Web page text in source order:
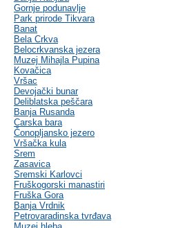
Gornje podunavlje
Park prirode Tikvara
Banat
Bela Crkva
Belocrkvanska jezera
Muzej Mihajla Pupina
Kovačica
Vršac
Devojački bunar
Deliblatska peščara
Banja Rusanda
Carska bara
Čonopljansko jezero
Vršačka kula
Srem
Zasavica
Sremski Karlovci
Fruškogorski manastiri
Fruška Gora
Banja Vrdnik
Petrovaradinska tvrđava